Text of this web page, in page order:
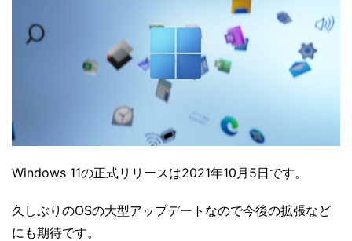
Windows 11の正式リリースは2021年10月5日です。
久しぶりのOSの大型アップデートなので今後の拡張など
にも期待です。